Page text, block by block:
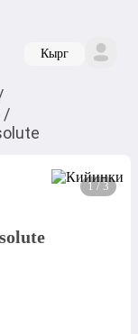
Кырг
/
1 / 3